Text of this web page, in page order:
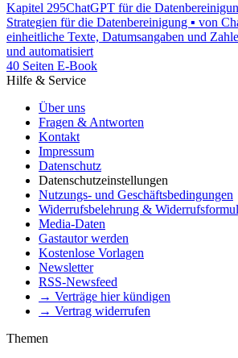
Kapitel 295ChatGPT für die
Strategien für die Datenbereinigung ▪ von
einheitliche Texte, Datumsangaben und
und automatisiert
40 Seiten E-Book
Hilfe & Service
Über uns
Fragen & Antworten
Kontakt
Impressum
Datenschutz
Datenschutzeinstellungen
Nutzungs- und Geschäftsbedingungen
Widerrufsbelehrung &
Media-Daten
Gastautor werden
Kostenlose Vorlagen
Newsletter
RSS-Newsfeed
→ Verträge hier kündigen
→ Vertrag widerrufen
Themen